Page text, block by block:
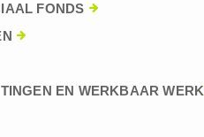
FONDS
EN WERKBAAR WERK